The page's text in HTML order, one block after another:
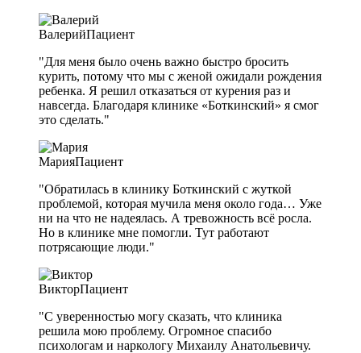
ВалерийПациент
"Для меня было очень важно быстро бросить
курить, потому что мы с женой ожидали рождения
ребенка. Я решил отказаться от курения раз и
навсегда. Благодаря клинике «Боткинский» я смог
это сделать."
МарияПациент
"Обратилась в клинику Боткинский с жуткой
проблемой, которая мучила меня около года… Уже
ни на что не надеялась. А тревожность всё росла.
Но в клинике мне помогли. Тут работают
потрясающие люди."
ВикторПациент
"С уверенностью могу сказать, что клиника
решила мою проблему. Огромное спасибо
психологам и наркологу Михаилу Анатольевичу.